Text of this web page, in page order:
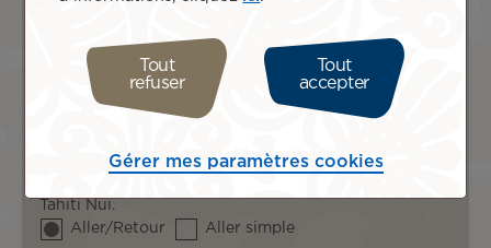
Classe de voyage
Tahiti Nui.
Aller/Retour
Aller simple
Tout
refuser
Tout
accepter
Gérer mes paramètres cookies